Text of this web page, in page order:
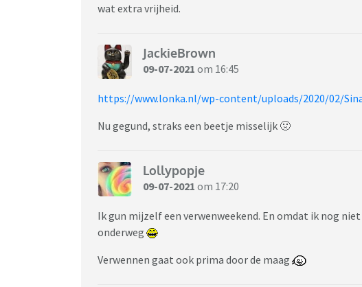
wat extra vrijheid.
JackieBrown
09-07-2021 om 16:45
https://www.lonka.nl/wp-content/uploads/2020/02/
Nu gegund, straks een beetje misselijk 🤢
Lollypopje
09-07-2021 om 17:20
Ik gun mijzelf een verwenweekend. En omdat ik nog
onderweg
Verwennen gaat ook prima door de maag